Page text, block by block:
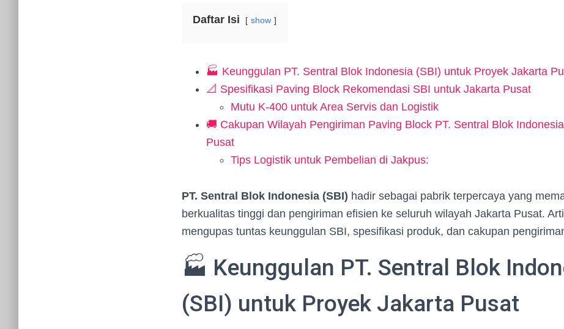
Daftar Isi show
🏭 Keunggulan PT. Sentral Blok Indonesia (SBI) untuk Proyek Jakarta
📐 Spesifikasi Paving Block Rekomendasi SBI untuk Jakarta Pusat
Mutu K-400 untuk Area Servis dan Logistik
🚚 Cakupan Wilayah Pengiriman Paving Block PT. Sentral Blok
Pusat
Tips Logistik untuk Pembelian di Jakpus:
PT. Sentral Blok Indonesia (SBI) hadir sebagai pabrik terpercaya yang
berkualitas tinggi dan pengiriman efisien ke seluruh wilayah Jakarta Pusat.
mengupas tuntas keunggulan SBI, spesifikasi produk, dan cakupan
🏭 Keunggulan PT. Sentral Blok
(SBI) untuk Proyek Jakarta Pusat